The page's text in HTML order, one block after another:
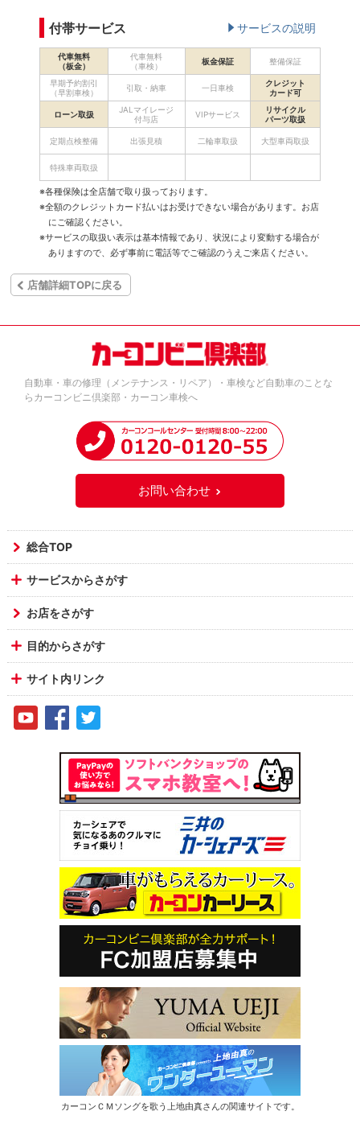
付帯サービス サービスの説明
代車無料
（板金）
代車無料
（車検）
板金保証 整備保証
早期予約割引
（早割車検）
引取・納車 一日車検
クレジット
カード可
ローン取扱
JALマイレージ
付与店
VIPサービス
リサイクル
パーツ取扱
定期点検整備 出張見積 二輪車取扱 大型車両取扱
特殊車両取扱
※各種保険は全店舗で取り扱っております。
※全額のクレジットカード払いはお受けできない場合があります。お店
にご確認ください。
※サービスの取扱い表示は基本情報であり、状況により変動する場合が
ありますので、必ず事前に電話等でご確認のうえご来店ください。
店舗詳細TOPに戻る
自動車・車の修理（メンテナンス・リペア）・車検など自動車のことな
らカーコンビニ倶楽部・カーコン車検へ
お問い合わせ
総合TOP
サービスからさがす
お店をさがす
目的からさがす
サイト内リンク
カーコンＣＭソングを歌う上地由真さんの関連サイトです。